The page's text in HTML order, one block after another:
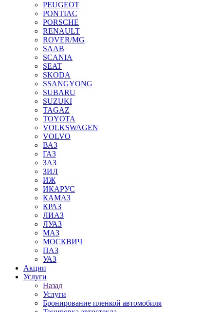
PEUGEOT
PONTIAC
PORSCHE
RENAULT
ROVER/MG
SAAB
SCANIA
SEAT
SKODA
SSANGYONG
SUBARU
SUZUKI
TAGAZ
TOYOTA
VOLKSWAGEN
VOLVO
ВАЗ
ГАЗ
ЗАЗ
ЗИЛ
ИЖ
ИКАРУС
КАМАЗ
КРАЗ
ЛИАЗ
ЛУАЗ
МАЗ
МОСКВИЧ
ПАЗ
УАЗ
Акции
Услуги
Назад
Услуги
Бронирование пленкой автомобиля